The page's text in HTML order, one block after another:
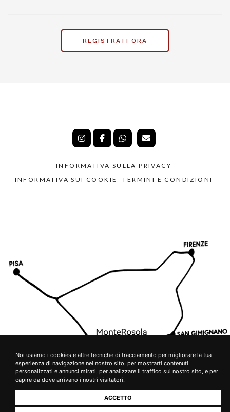
Noi usiamo i cookies e altre tecniche di tracciamento per migliorare la tua
esperienza di navigazione nel nostro sito, per mostrarti contenuti
personalizzati e annunci mirati, per analizzare il traffico sul nostro sito, e per
capire da dove arrivano i nostri visitatori.
ACCETTO
REGISTRATI ORA
INFORMATIVA SULLA PRIVACY
INFORMATIVA SUI COOKIE
TERMINI E CONDIZIONI